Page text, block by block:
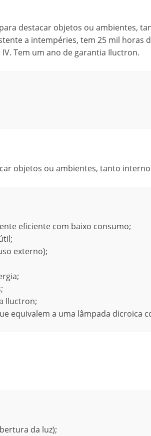
destacar objetos ou ambientes,
a intempéries, tem 25 mil
Tem um ano de garantia Iluctron.
objetos ou ambientes, tanto
eficiente com baixo consumo;
externo);
Iluctron;
equivalem a uma lâmpada dicroica
da luz);